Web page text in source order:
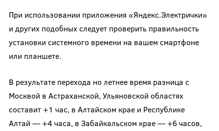
При использовании приложения «Яндекс.Электрички»
и других подобных следует проверить правильность
установки системного времени на вашем смартфоне
или планшете.
В результате перехода но летнее время разница с
Москвой в Астраханской, Ульяновской областях
составит +1 час, в Алтайском крае и Республике
Алтай — +4 часа, в Забайкальском крае — +6 часов,